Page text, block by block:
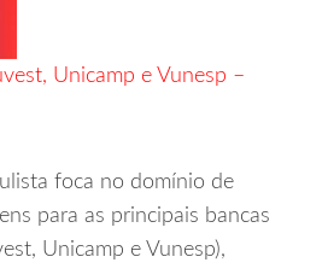
Unicamp e Vunesp –
foca no domínio de
para as principais bancas
Unicamp e Vunesp),